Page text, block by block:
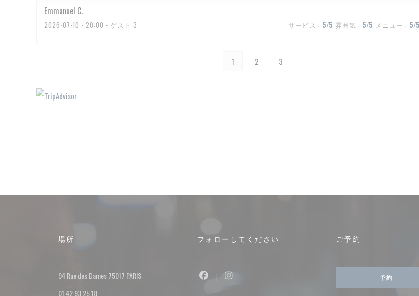
Emmanuel C
2026-07-10 - 20:00 - ゲスト 3 サービス : 5/5 雰囲気 : 5/5 メニュー : 5/5
1 2 3
場所
94 Rue des Dames 75017 PARIS((新しいウィンドウで開きます))
01 42 93 25 18
フォローしてください
Facebook ((新しいウィンドウで開きます))
Instagram ((新しいウィンドウで開きます))
ご予約
予約